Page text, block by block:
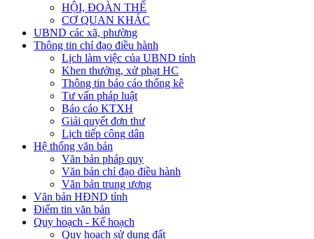
HỘI, ĐOÀN THỂ
CƠ QUAN KHÁC
UBND các xã, phường
Thông tin chỉ đạo điều hành
Lịch làm việc của UBND tỉnh
Khen thưởng, xử phạt HC
Thông tin báo cáo thống kê
Tư vấn pháp luật
Báo cáo KTXH
Giải quyết đơn thư
Lịch tiếp công dân
Hệ thống văn bản
Văn bản pháp quy
Văn bản chỉ đạo điều hành
Văn bản trung ương
Văn bản HĐND tỉnh
Điểm tin văn bản
Quy hoạch - Kế hoạch
Quy hoạch sử dụng đất